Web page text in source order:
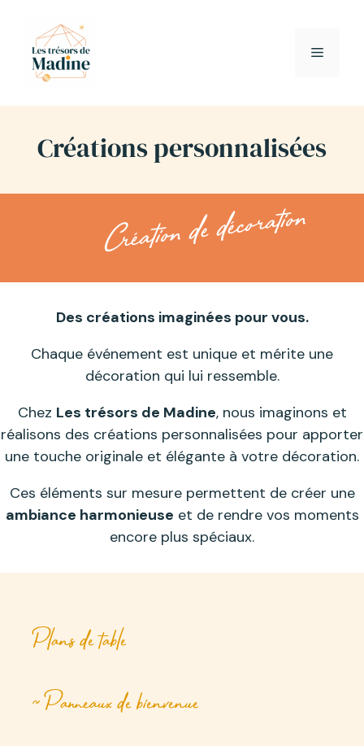
contenu
Menu
Créations personnalisées
Création de décoration
Des créations imaginées pour vous.
Chaque événement est unique et mérite une
décoration qui lui ressemble.
Chez Les trésors de Madine, nous imaginons et
réalisons des créations personnalisées pour apporter
une touche originale et élégante à votre décoration.
Ces éléments sur mesure permettent de créer une
ambiance harmonieuse et de rendre vos moments
encore plus spéciaux.
Plans de table
~ Panneaux de bienvenue